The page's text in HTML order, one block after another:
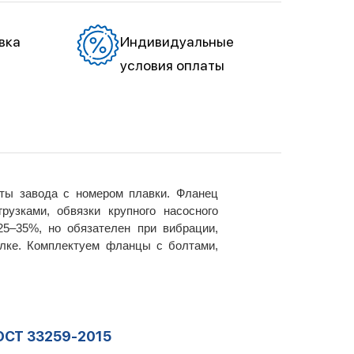
Индивидуальные
условия оплаты
завода с номером плавки. Фланец
обвязки крупного насосного
но обязателен при вибрации,
Комплектуем фланцы с болтами,
33259-2015